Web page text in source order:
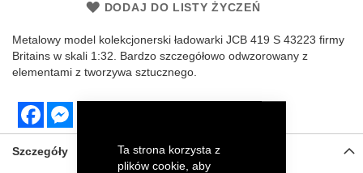
Ta strona korzysta z
plików cookie, aby
DODAJ DO LISTY ŻYCZEŃ
Metalowy model kolekcjonerski ładowarki JCB 419 S 43223 firmy
Britains w skali 1:32. Bardzo szczegółowo odwzorowany z
elementami z tworzywa sztucznego.
Facebook
Szczegóły